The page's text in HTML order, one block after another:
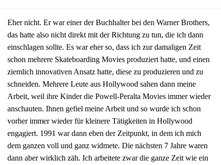
Eher nicht. Er war einer der Buchhalter bei den Warner Brothers,
das hatte also nicht direkt mit der Richtung zu tun, die ich dann
einschlagen sollte. Es war eher so, dass ich zur damaligen Zeit
schon mehrere Skateboarding Movies produziert hatte, und einen
ziemlich innovativen Ansatz hatte, diese zu produzieren und zu
schneiden. Mehrere Leute aus Hollywood sahen dann meine
Arbeit, weil ihre Kinder die Powell-Peralta Movies immer wieder
anschauten. Ihnen gefiel meine Arbeit und so wurde ich schon
vorher immer wieder für kleinere Tätigkeiten in Hollywood
engagiert. 1991 war dann eben der Zeitpunkt, in dem ich mich
dem ganzen voll und ganz widmete. Die nächsten 7 Jahre waren
dann aber wirklich zäh. Ich arbeitete zwar die ganze Zeit wie ein